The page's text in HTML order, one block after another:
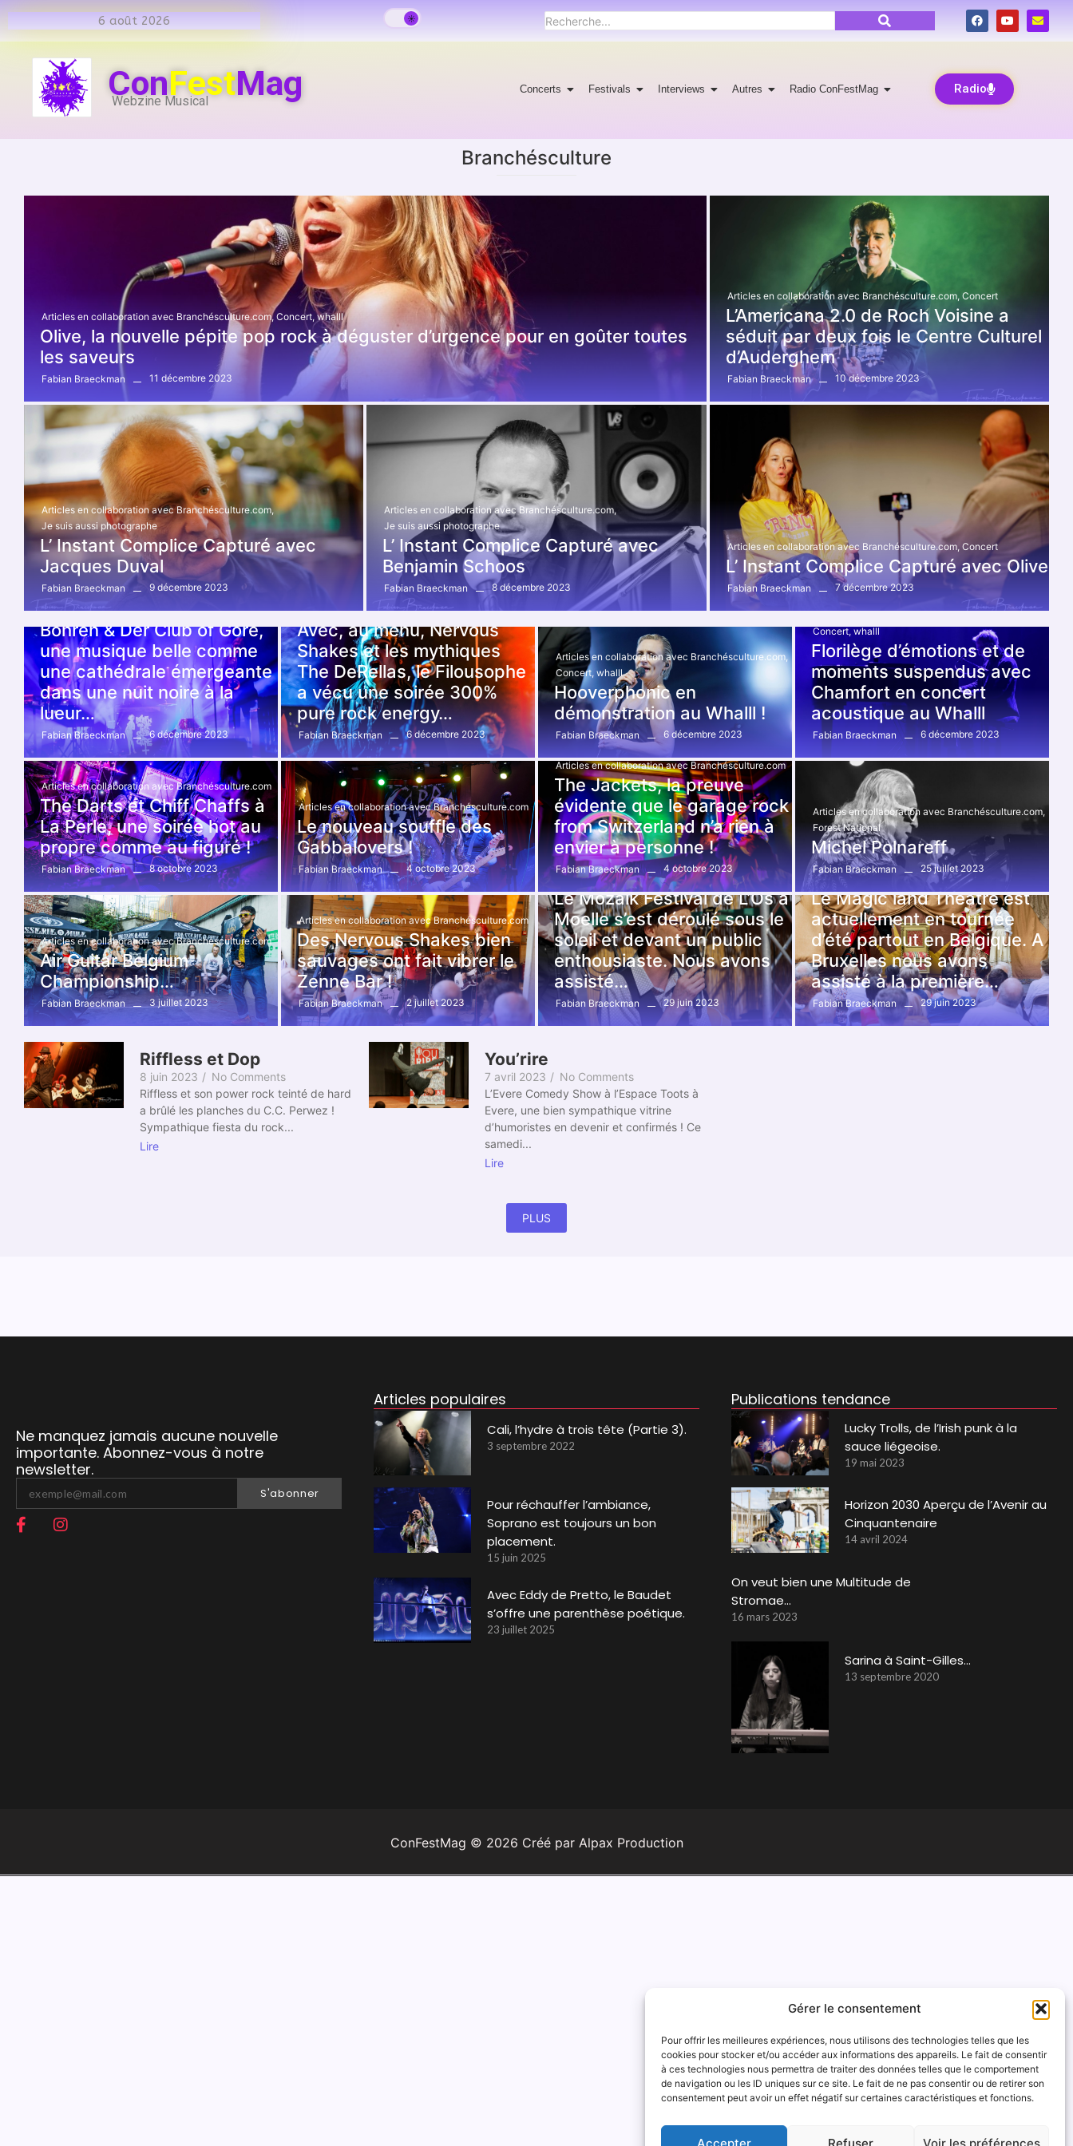
Gérer le consentement
Pour offrir les meilleures expériences, nous utilisons des technologies telles que les
cookies pour stocker et/ou accéder aux informations des appareils. Le fait de consentir
à ces technologies nous permettra de traiter des données telles que le comportement
de navigation ou les ID uniques sur ce site. Le fait de ne pas consentir ou de retirer son
consentement peut avoir un effet négatif sur certaines caractéristiques et fonctions.
Accepter Refuser Voir les préférences
6 août 2026
ConFestMag
Webzine Musical
Concerts Festivals Interviews Autres Radio ConFestMag Radio
Branchésculture
Articles en collaboration avec Branchésculture.com, Concert, whalll
Olive, la nouvelle pépite pop rock à déguster d’urgence pour en goûter toutes
les saveurs
Fabian Braeckman 11 décembre 2023
Articles en collaboration avec Branchésculture.com, Concert
L’Americana 2.0 de Roch Voisine a
séduit par deux fois le Centre Culturel
d’Auderghem
Fabian Braeckman 10 décembre 2023
Articles en collaboration avec Branchésculture.com,
Je suis aussi photographe
L’ Instant Complice Capturé avec
Jacques Duval
Fabian Braeckman 9 décembre 2023
Articles en collaboration avec Branchésculture.com,
Je suis aussi photographe
L’ Instant Complice Capturé avec
Benjamin Schoos
Fabian Braeckman 8 décembre 2023
Articles en collaboration avec Branchésculture.com, Concert
L’ Instant Complice Capturé avec Olive
Fabian Braeckman 7 décembre 2023
Articles en collaboration avec Branchésculture.com
Botanique, Concert
Bohren & Der Club of Gore,
une musique belle comme
une cathédrale émergeante
dans une nuit noire à la
lueur…
Fabian Braeckman 6 décembre 2023
Articles en collaboration avec Branchésculture.com,
Concert
Avec, au menu, Nervous
Shakes et les mythiques
The DeRellas, le Filousophe
a vécu une soirée 300%
pure rock energy…
Fabian Braeckman 6 décembre 2023
Articles en collaboration avec Branchésculture.com,
Concert whalll
Hooverphonic en
démonstration au Whalll !
Fabian Braeckman 6 décembre 2023
Concert, whalll
Florilège d’émotions et de
moments suspendus avec
Chamfort en concert
acoustique au Whalll
Fabian Braeckman 6 décembre 2023
Articles en collaboration avec Branchésculture.com
The Darts et Chiff Chaffs à
La Perle, une soirée hot au
propre comme au figuré !
Fabian Braeckman 8 octobre 2023
Articles en collaboration avec Branchésculture.com
Le nouveau souffle des
Gabbalovers !
Fabian Braeckman 4 octobre 2023
Articles en collaboration avec Branchésculture.com
The Jackets, la preuve
évidente que le garage rock
from Switzerland n’a rien à
envier à personne !
Fabian Braeckman 4 octobre 2023
Articles en collaboration avec Branchésculture.com,
Forest National
Michel Polnareff
Fabian Braeckman 25 juillet 2023
Articles en collaboration avec Branchésculture.com
Air Guitar Belgium
Championship…
Fabian Braeckman 3 juillet 2023
Articles en collaboration avec Branchésculture.com
Des Nervous Shakes bien
sauvages ont fait vibrer le
Zenne Bar !
Fabian Braeckman 2 juillet 2023
Articles en collaboration avec Branchésculture.com
Le Mozaik Festival de L’Os à
Moelle s’est déroulé sous le
soleil et devant un public
enthousiaste. Nous avons
assisté…
Fabian Braeckman 29 juin 2023
Articles en collaboration avec Branchésculture.com
Le Magic land Théâtre est
actuellement en tournée
d’été partout en Belgique. A
Bruxelles nous avons
assisté à la première…
Fabian Braeckman 29 juin 2023
Riffless et Dop
8 juin 2023 / No Comments
Riffless et son power rock teinté de hard
a brûlé les planches du C.C. Perwez !
Sympathique fiesta du rock...
Lire
You’rire
7 avril 2023 / No Comments
L’Evere Comedy Show à l’Espace Toots à
Evere, une bien sympathique vitrine
d’humoristes en devenir et confirmés ! Ce
samedi...
Lire
PLUS
Ne manquez jamais aucune nouvelle
importante. Abonnez-vous à notre
newsletter.
S'abonner
Articles populaires
Cali, l’hydre à trois tête (Partie 3).
3 septembre 2022
Pour réchauffer l’ambiance,
Soprano est toujours un bon
placement.
15 juin 2025
Avec Eddy de Pretto, le Baudet
s’offre une parenthèse poétique.
23 juillet 2025
Publications tendance
Lucky Trolls, de l’Irish punk à la
sauce liégeoise.
19 mai 2023
Horizon 2030 Aperçu de l’Avenir au
Cinquantenaire
14 avril 2024
On veut bien une Multitude de
Stromae…
16 mars 2023
Sarina à Saint-Gilles…
13 septembre 2020
ConFestMag © 2026 Créé par Alpax Production